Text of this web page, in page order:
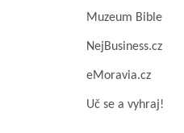
Muzeum Bible
NejBusiness.cz
eMoravia.cz
Uč se a vyhraj!